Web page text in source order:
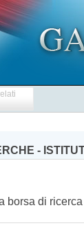
-
borsa di